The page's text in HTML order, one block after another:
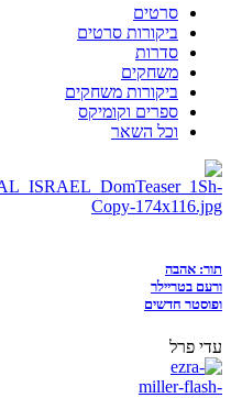
סרטים
ביקורות סרטים
סדרות
משחקים
ביקורות משחקים
ספרים וקומיקס
וכל השאר
תור: אהבה
ורעם בטריילר
ופוסטר חדשים
עדי פרל